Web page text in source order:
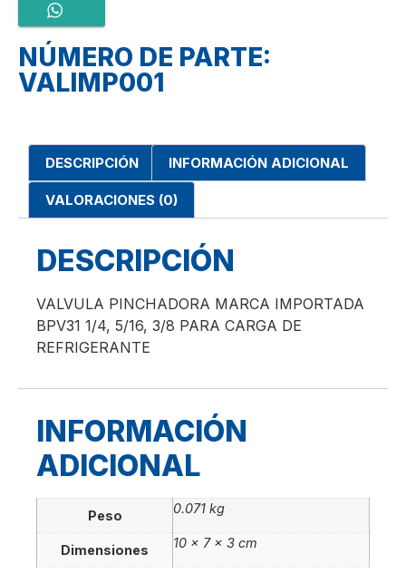
NÚMERO DE PARTE:
VALIMP001
DESCRIPCIÓN INFORMACIÓN ADICIONAL
VALORACIONES (0)
DESCRIPCIÓN
VALVULA PINCHADORA MARCA IMPORTADA
BPV31 1/4, 5/16, 3/8 PARA CARGA DE
REFRIGERANTE
INFORMACIÓN
ADICIONAL
Peso 0.071 kg
Dimensiones 10 × 7 × 3 cm